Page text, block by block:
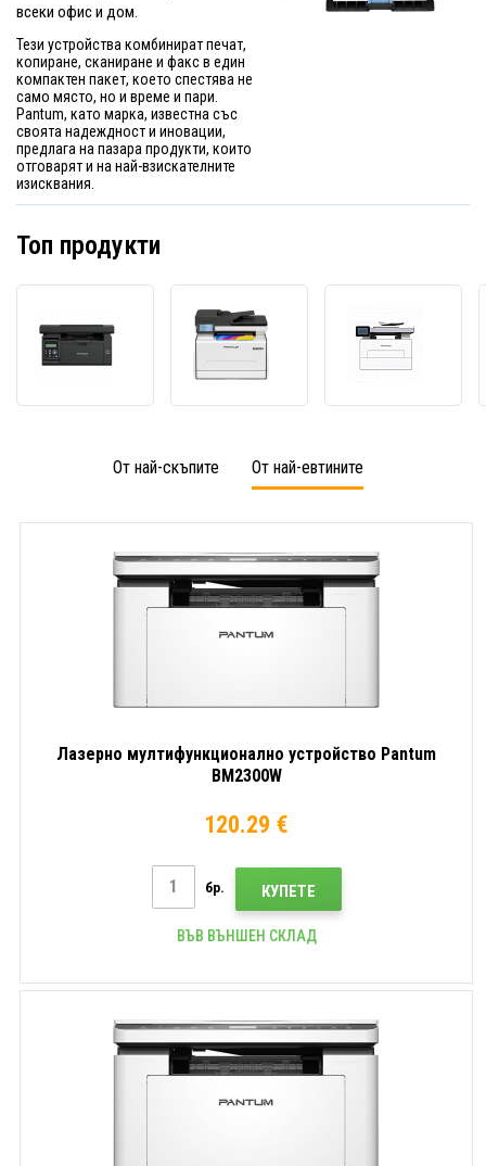
всеки офис и дом.
Тези устройства комбинират печат,
копиране, сканиране и факс в един
компактен пакет, което спестява не
само място, но и време и пари.
Pantum, като марка, известна със
своята надеждност и иновации,
предлага на пазара продукти, които
отговарят и на най-взискателните
изисквания.
Топ продукти
Лазерно
мултифункционално
устройство
M6500NW
CM2100ADW
устройство
От най-скъпите От най-евтините
Лазерно мултифункционално устройство Pantum
BM2300W
120.29 €
бр. КУПЕТЕ
ВЪВ ВЪНШЕН СКЛАД